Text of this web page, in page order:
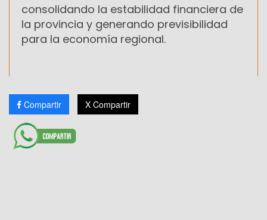
consolidando la estabilidad financiera de
la provincia y generando previsibilidad
para la economía regional.
Compartir X Compartir